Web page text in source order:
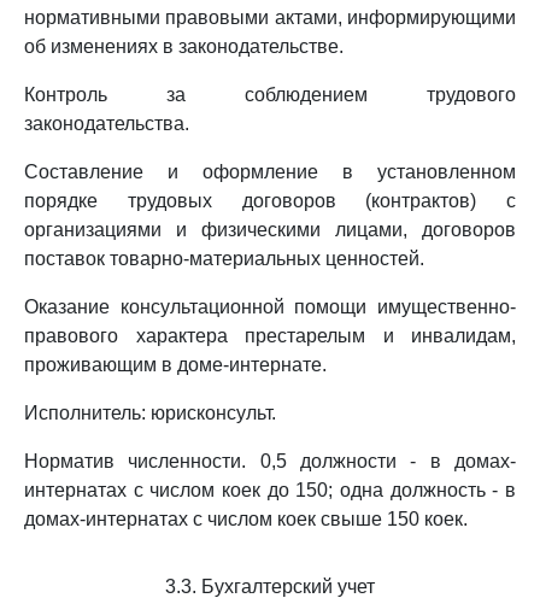
нормативными правовыми актами, информирующими
об изменениях в законодательстве.
Контроль за соблюдением трудового
законодательства.
Составление и оформление в установленном
порядке трудовых договоров (контрактов) с
организациями и физическими лицами, договоров
поставок товарно-материальных ценностей.
Оказание консультационной помощи имущественно-
правового характера престарелым и инвалидам,
проживающим в доме-интернате.
Исполнитель: юрисконсульт.
Норматив численности. 0,5 должности - в домах-
интернатах с числом коек до 150; одна должность - в
домах-интернатах с числом коек свыше 150 коек.
3.3. Бухгалтерский учет